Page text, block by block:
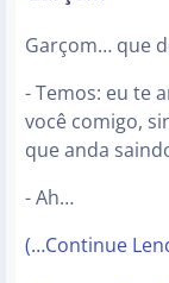
Garçom… que
- Temos: eu te
você comigo,
que anda
- Ah…
(…Continue